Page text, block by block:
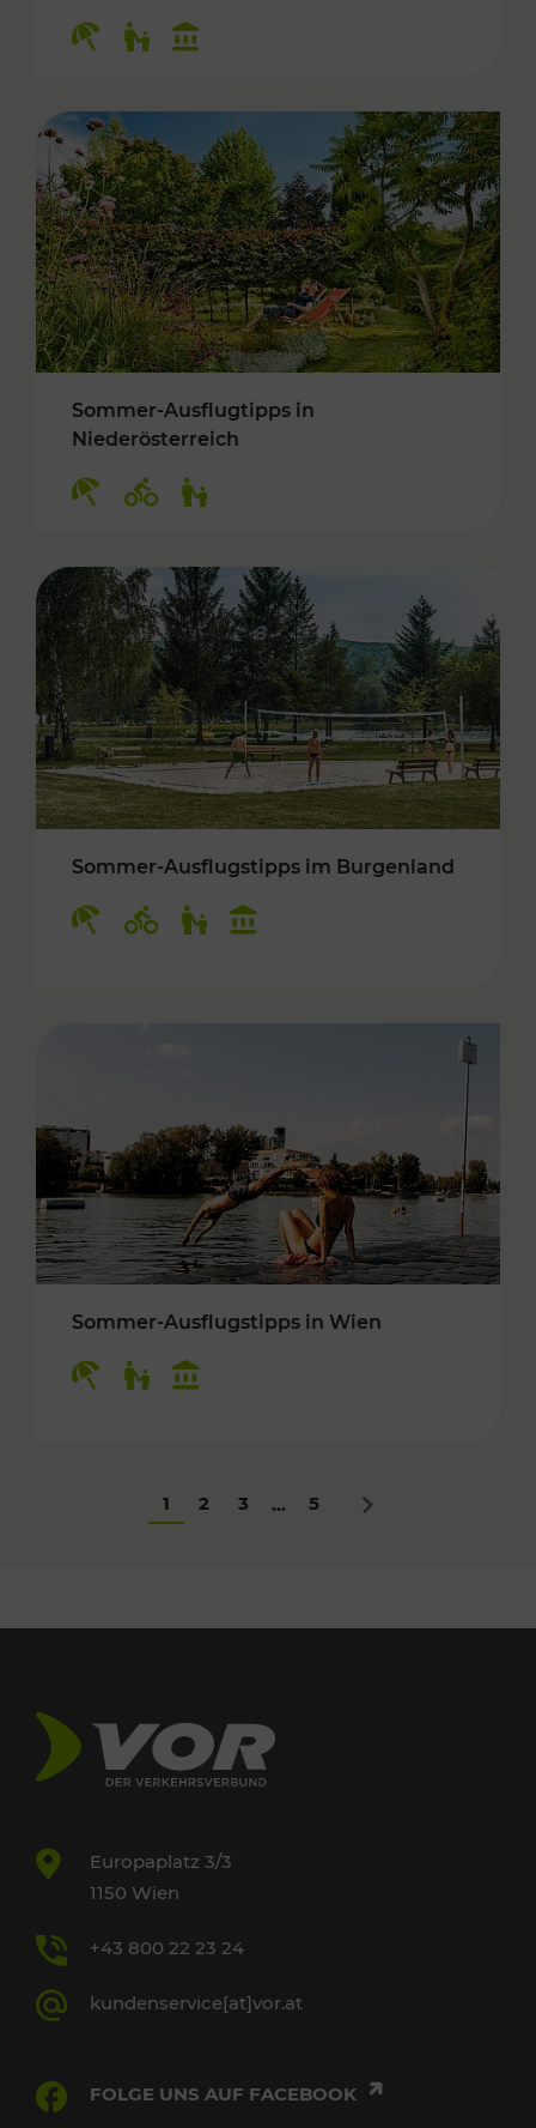
Sommer-Ausflugtipps in
Niederösterreich
Sommer-Ausflugstipps im Burgenland
Sommer-Ausflugstipps in Wien
1 2 3 ... 5 Nächstes
Europaplatz 3/3
1150 Wien
+43 800 22 23 24
kundenservice[at]vor.at
FOLGE UNS AUF FACEBOOK